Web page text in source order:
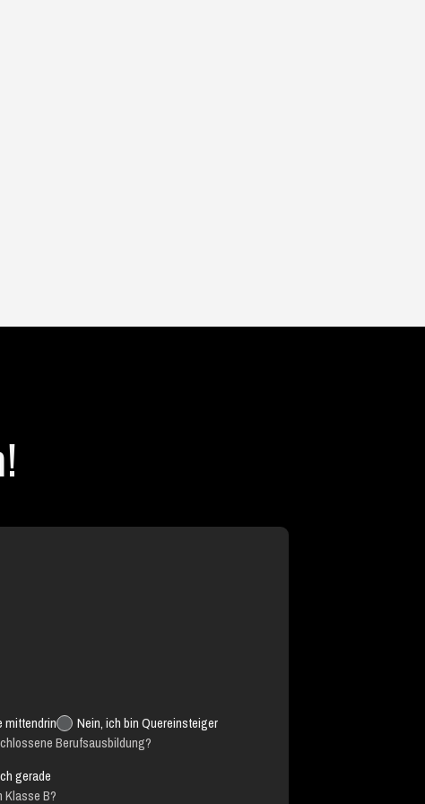
mittendrin
Nein, ich bin Quereinsteiger
Berufsausbildung?
gerade
Klasse B?